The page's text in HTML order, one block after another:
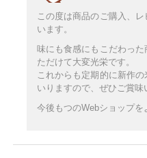
この度は商品のご購入、
います。
味にも食感にもこだわっ
ただけて大変光栄です。
これからも定期的に新作
いりますので、ぜひご賞味
今後もつのWebショップを